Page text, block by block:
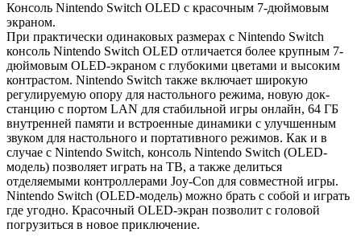
Консоль Nintendo Switch OLED с красочным 7-дюймовым
экраном.
При практически одинаковых размерах с Nintendo Switch
консоль Nintendo Switch OLED отличается более крупным 7-
дюймовым OLED-экраном с глубокими цветами и высоким
контрастом. Nintendo Switch также включает широкую
регулируемую опору для настольного режима, новую док-
станцию с портом LAN для стабильной игры онлайн, 64 ГБ
внутренней памяти и встроенные динамики с улучшенным
звуком для настольного и портативного режимов. Как и в
случае с Nintendo Switch, консоль Nintendo Switch (OLED-
модель) позволяет играть на ТВ, а также делиться
отделяемыми контроллерами Joy-Con для совместной игры.
Nintendo Switch (OLED-модель) можно брать с собой и играть
где угодно. Красочный OLED-экран позволит с головой
погрузиться в новое приключение.